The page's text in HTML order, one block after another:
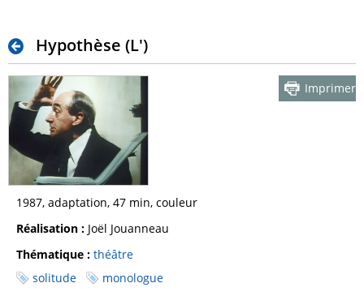
Hypothèse (L')
Imprimer
1987, adaptation, 47 min, couleur
Réalisation : Joël Jouanneau
Thématique : théâtre
solitude
monologue